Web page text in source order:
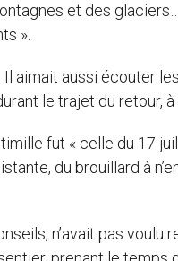
et des
».
aimait aussi écouter
le trajet du retour, à
fut « celle du 17
du brouillard à
n’avait pas voulu